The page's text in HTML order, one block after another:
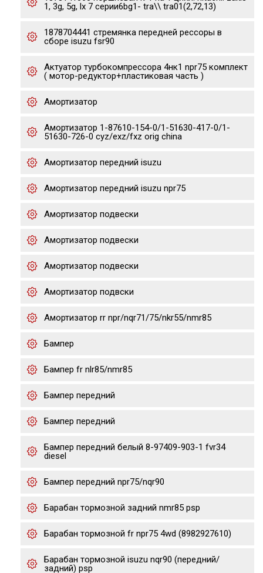
1, 3g, 5g, lx 7 серии6bg1- tra\\ tra01(2,72,13)
1878704441 стремянка передней рессоры в
сборе isuzu fsr90
Актуатор турбокомпрессора 4нк1 npr75 комплект
( мотор-редуктор+пластиковая часть )
Амортизатор
Амортизатор 1-87610-154-0/1-51630-417-0/1-
51630-726-0 cyz/exz/fxz orig china
Амортизатор передний isuzu
Амортизатор передний isuzu npr75
Амортизатор подвески
Амортизатор подвески
Амортизатор подвески
Амортизатор подвски
Амортизатор rr npr/nqr71/75/nkr55/nmr85
Бампер
Бампер fr nlr85/nmr85
Бампер передний
Бампер передний
Бампер передний белый 8-97409-903-1 fvr34
diesel
Бампер передний npr75/nqr90
Барабан тормозной задний nmr85 psp
Барабан тормозной fr npr75 4wd (8982927610)
Барабан тормозной isuzu nqr90 (передний/
задний) psp